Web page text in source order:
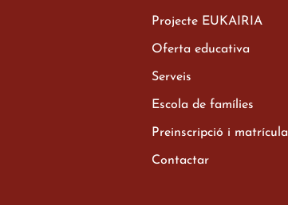
Xerrada del Sr. Bisbe als
Projecte EUKAIRIA
Oferta educativa
Serveis
Escola de famílies
Preinscripció i matrícula
Contactar